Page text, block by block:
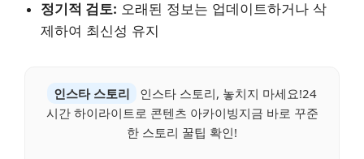
정기적 검토: 오래된 정보는 업데이트하거나 삭
제하여 최신성 유지
인스타 스토리
인스타 스토리, 놓치지 마세요!24
시간 하이라이트로 콘텐츠 아카이빙지금 바로 꾸준
한 스토리 꿀팁 확인!